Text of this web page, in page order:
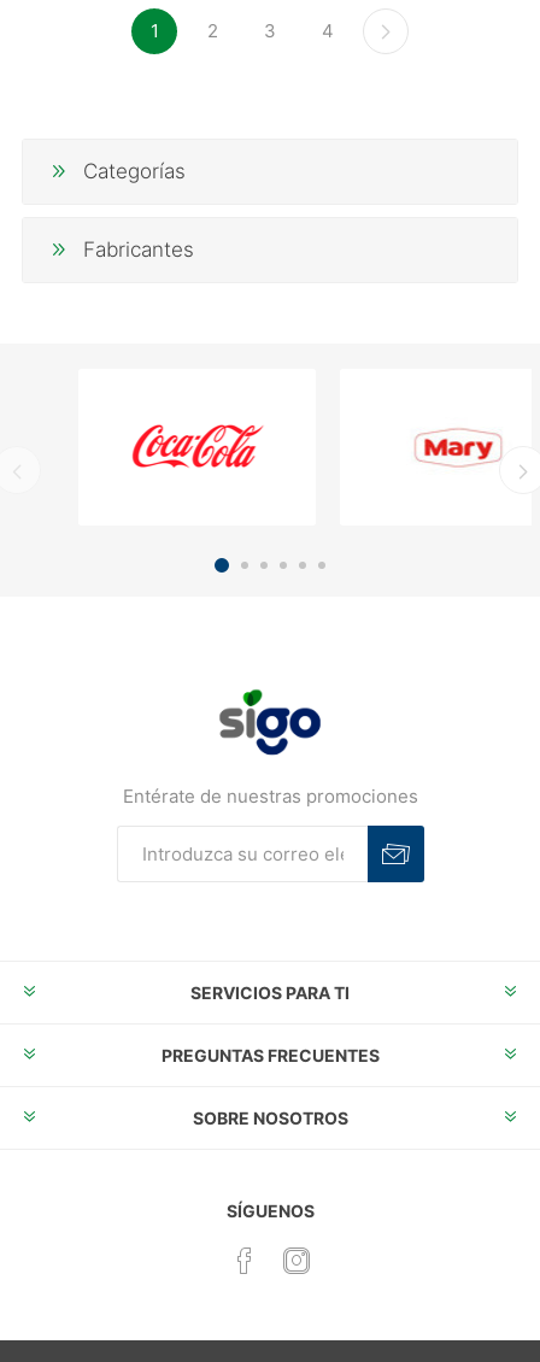
1 2 3 4
Categorías
Fabricantes
Entérate de nuestras promociones
SERVICIOS PARA TI
PREGUNTAS FRECUENTES
SOBRE NOSOTROS
SÍGUENOS